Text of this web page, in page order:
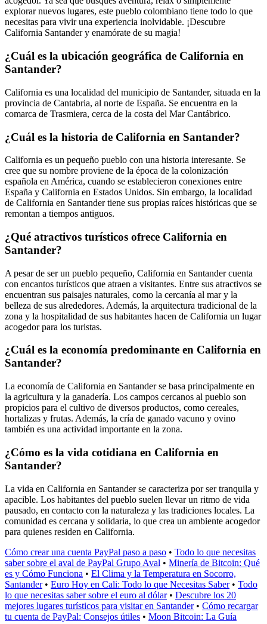
explorar nuevos lugares, este pueblo colombiano tiene todo lo que
necesitas para vivir una experiencia inolvidable. ¡Descubre
California Santander y enamórate de su magia!
¿Cuál es la ubicación geográfica de California en
Santander?
California es una localidad del municipio de Santander, situada en la
provincia de Cantabria, al norte de España. Se encuentra en la
comarca de Trasmiera, cerca de la costa del Mar Cantábrico.
¿Cuál es la historia de California en Santander?
California es un pequeño pueblo con una historia interesante. Se
cree que su nombre proviene de la época de la colonización
española en América, cuando se establecieron conexiones entre
España y California en Estados Unidos. Sin embargo, la localidad
de California en Santander tiene sus propias raíces históricas que se
remontan a tiempos antiguos.
¿Qué atractivos turísticos ofrece California en
Santander?
A pesar de ser un pueblo pequeño, California en Santander cuenta
con encantos turísticos que atraen a visitantes. Entre sus atractivos se
encuentran sus paisajes naturales, como la cercanía al mar y la
belleza de sus alrededores. Además, la arquitectura tradicional de la
zona y la hospitalidad de sus habitantes hacen de California un lugar
acogedor para los turistas.
¿Cuál es la economía predominante en California en
Santander?
La economía de California en Santander se basa principalmente en
la agricultura y la ganadería. Los campos cercanos al pueblo son
propicios para el cultivo de diversos productos, como cereales,
hortalizas y frutas. Además, la cría de ganado vacuno y ovino
también es una actividad importante en la zona.
¿Cómo es la vida cotidiana en California en
Santander?
La vida en California en Santander se caracteriza por ser tranquila y
apacible. Los habitantes del pueblo suelen llevar un ritmo de vida
pausado, en contacto con la naturaleza y las tradiciones locales. La
comunidad es cercana y solidaria, lo que crea un ambiente acogedor
para quienes residen en California.
Cómo crear una cuenta PayPal paso a paso • Todo lo que necesitas
saber sobre el aval de PayPal Grupo Aval • Minería de Bitcoin: Qué
es y Cómo Funciona • El Clima y la Temperatura en Socorro,
Santander• Euro Hoy en Cali: Todo lo que Necesitas Saber• Todo
lo que necesitas saber sobre el euro al dólar• Descubre los 20
mejores lugares turísticos para visitar en Santander• Cómo recargar
tu cuenta de PayPal: Consejos útiles • Moon Bitcoin: La Guía